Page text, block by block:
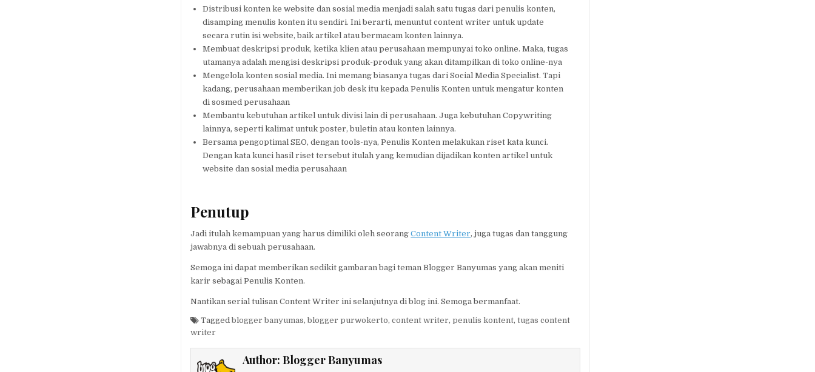
Distribusi konten ke website dan sosial media menjadi salah satu tugas dari penulis konten,
disamping menulis konten itu sendiri. Ini berarti, menuntut content writer untuk update
secara rutin isi website, baik artikel atau bermacam konten lainnya.
Membuat deskripsi produk, ketika klien atau perusahaan mempunyai toko online. Maka, tugas
utamanya adalah mengisi deskripsi produk-produk yang akan ditampilkan di toko online-nya
Mengelola konten sosial media. Ini memang biasanya tugas dari Social Media Specialist. Tapi
kadang, perusahaan memberikan job desk itu kepada Penulis Konten untuk mengatur konten
di sosmed perusahaan
Membantu kebutuhan artikel untuk divisi lain di perusahaan. Juga kebutuhan Copywriting
lainnya, seperti kalimat untuk poster, buletin atau konten lainnya.
Bersama pengoptimal SEO, dengan tools-nya, Penulis Konten melakukan riset kata kunci.
Dengan kata kunci hasil riset tersebut itulah yang kemudian dijadikan konten artikel untuk
website dan sosial media perusahaan
Penutup
Jadi itulah kemampuan yang harus dimiliki oleh seorangContent Writer, juga tugas dan tanggung
jawabnya di sebuah perusahaan.
Semoga ini dapat memberikan sedikit gambaran bagi teman Blogger Banyumas yang akan meniti
karir sebagai Penulis Konten.
Nantikan serial tulisan Content Writer ini selanjutnya di blog ini. Semoga bermanfaat.
Taggedblogger banyumas,blogger purwokerto,content writer,penulis kontent,tugas content
writer
Author: Blogger Banyumas